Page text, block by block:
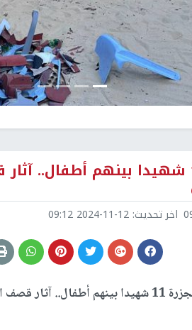
استشهد بالمجزرة 11 شهيدا بينهم
اخر تحديث: 2024-11-12 09:12
استشهد بالمجزرة 11 شهيدا بينهم